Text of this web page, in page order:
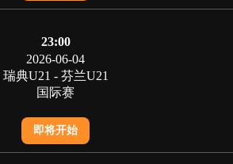
23:00
2026-06-04
瑞典U21 - 芬兰U21
国际赛
即将开始